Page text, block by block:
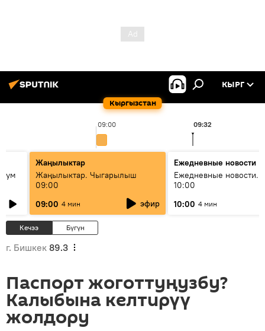
Кыргызстан
КЫРГ
09:00 09:32
Жаңылыктар
Жаңылыктар. Чыгарылыш
09:00
09:00 4 мин эфир
Ежедневные новости
Ежедневные новости.
10:00
10:00 4 мин
Кечээ Бүгүн
г. Бишкек 89.3
Паспорт жоготтуңузбу?
Калыбына келтирүү
жолдору